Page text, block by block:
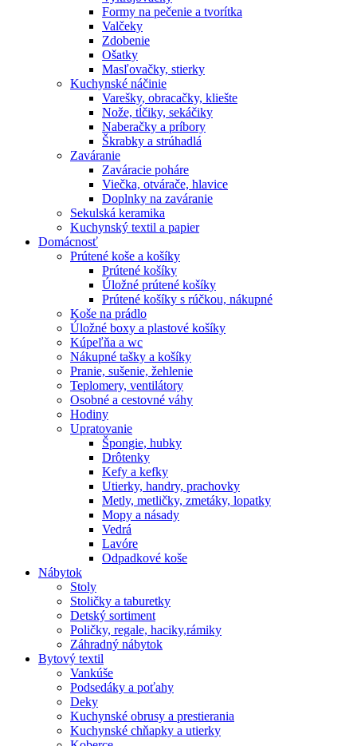
Formy na pečenie a tvorítka
Valčeky
Zdobenie
Ošatky
Masľovačky, stierky
Kuchynské náčinie
Varešky, obracačky, kliešte
Nože, tĺčiky, sekáčiky
Naberačky a príbory
Škrabky a strúhadlá
Zaváranie
Zaváracie poháre
Viečka, otvárače, hlavice
Doplnky na zaváranie
Sekulská keramika
Kuchynský textil a papier
Domácnosť
Prútené koše a košíky
Prútené košíky
Úložné prútené košíky
Prútené košíky s rúčkou, nákupné
Koše na prádlo
Úložné boxy a plastové košíky
Kúpeľňa a wc
Nákupné tašky a košíky
Pranie, sušenie, žehlenie
Teplomery, ventilátory
Osobné a cestovné váhy
Hodiny
Upratovanie
Špongie, hubky
Drôtenky
Kefy a kefky
Utierky, handry, prachovky
Metly, metličky, zmetáky, lopatky
Mopy a násady
Vedrá
Lavóre
Odpadkové koše
Nábytok
Stoly
Stoličky a taburetky
Detský sortiment
Poličky, regale, haciky,rámiky
Záhradný nábytok
Bytový textil
Vankúše
Podsedáky a poťahy
Deky
Kuchynské obrusy a prestierania
Kuchynské chňapky a utierky